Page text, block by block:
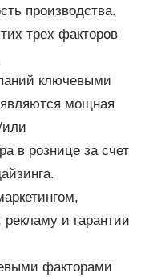
производства.
трех факторов
ключевыми
мощная
или
в рознице за счет
и гарантии
факторами